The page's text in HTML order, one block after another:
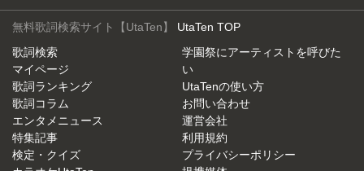
無料歌詞検索サイト【UtaTen】 UtaTen TOP
歌詞検索
マイページ
歌詞ランキング
歌詞コラム
エンタメニュース
特集記事
検定・クイズ
学園祭にアーティストを呼びた
い
UtaTenの使い方
お問い合わせ
運営会社
利用規約
プライバシーポリシー